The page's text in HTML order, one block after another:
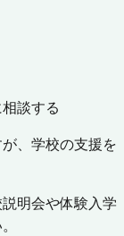
談する
、学校の支援を
明会や体験入学